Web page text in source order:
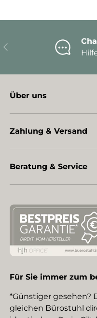
Vorherige
Über uns
Zahlung & Versand
Beratung & Service
Für Sie immer zum
*Günstiger gesehen?
gleichen Bürostuhl